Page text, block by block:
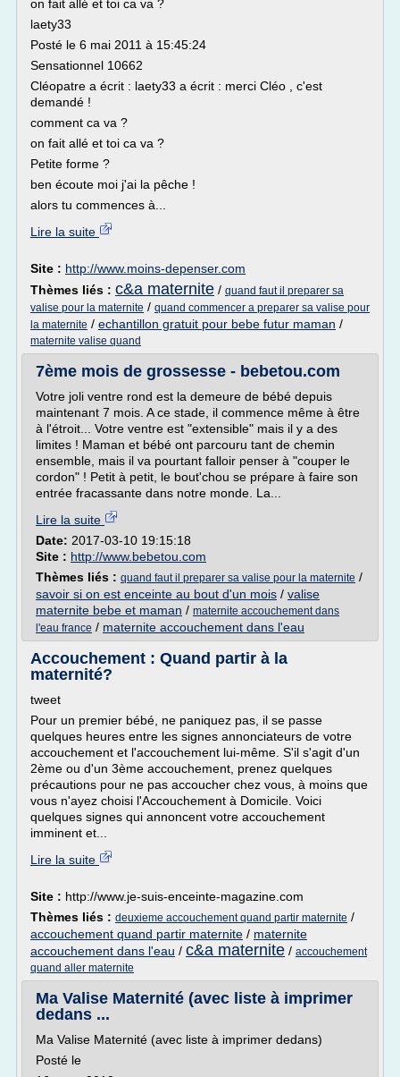
on fait allé et toi ca va ?
laety33
Posté le 6 mai 2011 à 15:45:24
Sensationnel 10662
Cléopatre a écrit : laety33 a écrit : merci Cléo , c'est
demandé !
comment ca va ?
on fait allé et toi ca va ?
Petite forme ?
ben écoute moi j'ai la pêche !
alors tu commences à...
Lire la suite
Site : http://www.moins-depenser.com
Thèmes liés : c&a maternite / quand faut il preparer sa
valise pour la maternite / quand commencer a preparer sa valise pour
la maternite / echantillon gratuit pour bebe futur maman /
maternite valise quand
7ème mois de grossesse - bebetou.com
Votre joli ventre rond est la demeure de bébé depuis
maintenant 7 mois. A ce stade, il commence même à être
à l'étroit... Votre ventre est "extensible" mais il y a des
limites ! Maman et bébé ont parcouru tant de chemin
ensemble, mais il va pourtant falloir penser à "couper le
cordon" ! Petit à petit, le bout'chou se prépare à faire son
entrée fracassante dans notre monde. La...
Lire la suite
Date: 2017-03-10 19:15:18
Site : http://www.bebetou.com
Thèmes liés : quand faut il preparer sa valise pour la maternite /
savoir si on est enceinte au bout d'un mois / valise
maternite bebe et maman / maternite accouchement dans
l'eau france / maternite accouchement dans l'eau
Accouchement : Quand partir à la
maternité?
tweet
Pour un premier bébé, ne paniquez pas, il se passe
quelques heures entre les signes annonciateurs de votre
accouchement et l'accouchement lui-même. S'il s'agit d'un
2ème ou d'un 3ème accouchement, prenez quelques
précautions pour ne pas accoucher chez vous, à moins que
vous n'ayez choisi l'Accouchement à Domicile. Voici
quelques signes qui annoncent votre accouchement
imminent et...
Lire la suite
Site : http://www.je-suis-enceinte-magazine.com
Thèmes liés : deuxieme accouchement quand partir maternite /
accouchement quand partir maternite / maternite
accouchement dans l'eau / c&a maternite / accouchement
quand aller maternite
Ma Valise Maternité (avec liste à imprimer
dedans ...
Ma Valise Maternité (avec liste à imprimer dedans)
Posté le